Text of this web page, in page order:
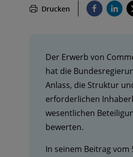
Drucken
Der Erwerb von
hat die
Anlass, die Struktur
erforderlichen
wesentlichen
bewerten.
In seinem Beitrag vom